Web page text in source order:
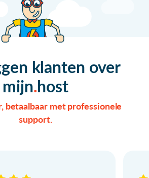
klanten over
mijn host
betaalbaar met professionele
support.